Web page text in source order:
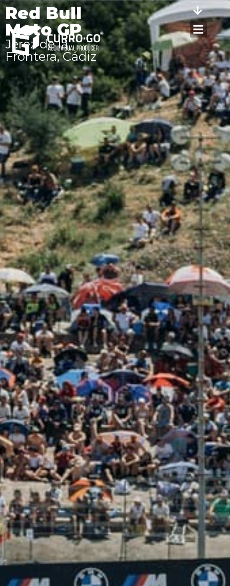
Red Bull
Moto GP
Jerez de la
Frontera, Cádiz